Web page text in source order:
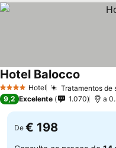
4 EstrelasHotel Tratamentos de
Hotel Balocco
9,2 Excelente 1.070 a
De € 198